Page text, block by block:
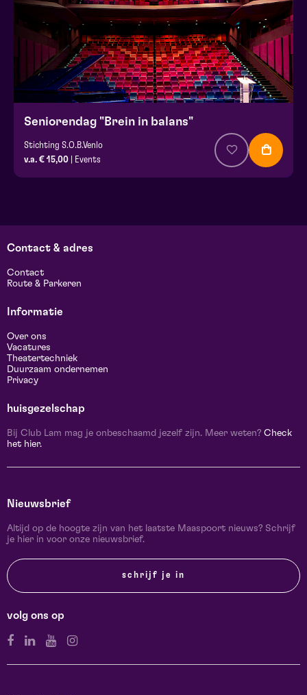
Seniorendag "Brein in balans"
Stichting S.O.B.Venlo
v.a. € 15,00 | Events
Contact & adres
Contact
Route & Parkeren
Informatie
Over ons
Vacatures
Theatertechniek
Duurzaam ondernemen
Privacy
huisgezelschap
Bij Club Lam mag je onbeschaamd jezelf zijn. Meer weten? Check
het hier.
Nieuwsbrief
Altijd op de hoogte zijn van het laatste Maaspoort nieuws? Schrijf
je hier in voor onze nieuwsbrief.
schrijf je in
volg ons op